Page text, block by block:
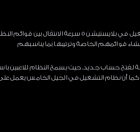
من أبرز المزايا التي يتمتع بها نظام التشغيل في
قوائمهم الخاصة وترتيبها بما يناسبهم
حساب جديد. حيث يسمح النظام للاعبين
نظام التشغيل في الجيل الخامس يعمل على